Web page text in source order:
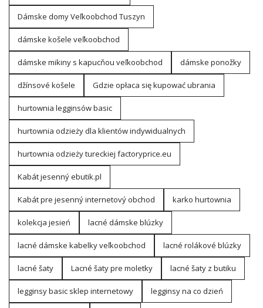
Dámske domy Veľkoobchod Tuszyn
dámske košele veľkoobchod
dámske mikiny s kapucňou veľkoobchod dámske ponožky
džínsové košele Gdzie opłaca się kupować ubrania
hurtownia legginsów basic
hurtownia odzieży dla klientów indywidualnych
hurtownia odzieży tureckiej factoryprice.eu
Kabát jesenný ebutik.pl
Kabát pre jesenný internetový obchod karko hurtownia
kolekcja jesień lacné dámske blúzky
lacné dámske kabelky veľkoobchod lacné rolákové blúzky
lacné šaty Lacné šaty pre moletky lacné šaty z butiku
legginsy basic sklep internetowy legginsy na co dzień